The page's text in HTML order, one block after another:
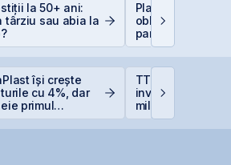
la 50+ ani:
târziu sau abia la
Plasamentul
obligațiuni
parte a grupului
Golden Foods
suprasubscris
își crește
cu 4%, dar
primul
TTS finalizează
investiția de 23
milioane euro în
terminalul